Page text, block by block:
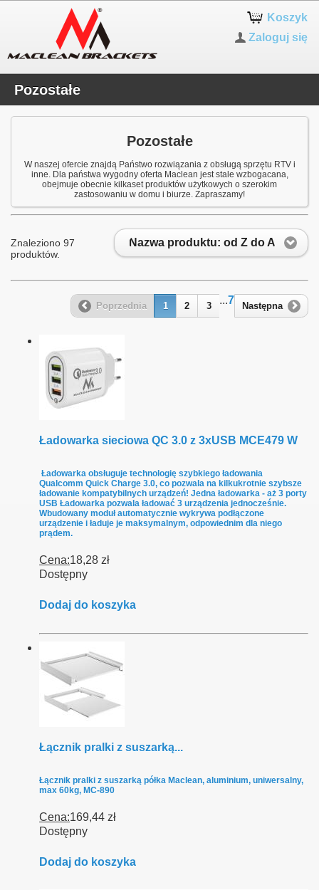
Koszyk
Zaloguj się
Pozostałe
Pozostałe
W naszej ofercie znajdą Państwo rozwiązania z obsługą sprzętu RTV i
inne. Dla państwa wygodny oferta Maclean jest stale wzbogacana,
obejmuje obecnie kilkaset produktów użytkowych o szerokim
zastosowaniu w domu i biurze. Zapraszamy!
Nazwa produktu: od Z do A
Znaleziono 97
produktów.
Poprzednia 1 2 3
...7
Następna
Ładowarka sieciowa QC 3.0 z 3xUSB MCE479 W
Ładowarka obsługuje technologię szybkiego ładowania
Qualcomm Quick Charge 3.0, co pozwala na kilkukrotnie szybsze
ładowanie kompatybilnych urządzeń! Jedna ładowarka - aż 3 porty
USB Ładowarka pozwala ładować 3 urządzenia jednocześnie.
Wbudowany moduł automatycznie wykrywa podłączone
urządzenie i ładuje je maksymalnym, odpowiednim dla niego
prądem.
Cena:18,28 zł
Dostępny
Dodaj do koszyka
Łącznik pralki z suszarką...
Łącznik pralki z suszarką półka Maclean, aluminium, uniwersalny,
max 60kg, MC-890
Cena:169,44 zł
Dostępny
Dodaj do koszyka